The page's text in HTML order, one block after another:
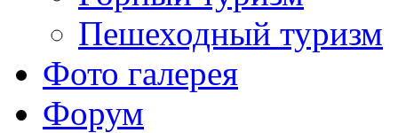
Пешеходный туризм
Фото галерея
Форум